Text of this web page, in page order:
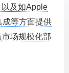
及如Apple
成等方面提供
场规模化部